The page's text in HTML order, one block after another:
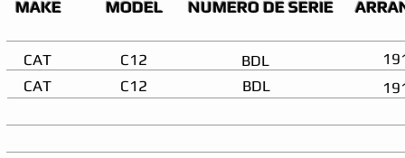
MAKE MODEL NUMERO DE SERIE
CAT BDL
C12
CAT
C12 BDL